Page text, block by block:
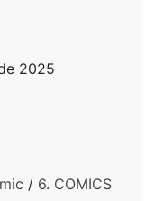
2025
/ 6. COMICS